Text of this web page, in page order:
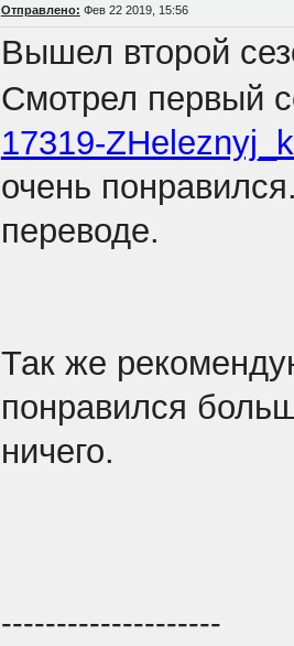
Отправлено: Фев 22 2019, 15:56
Вышел второй
Смотрел первый
17319-
очень
переводе.
Так же
понравился
ничего.
--------------------